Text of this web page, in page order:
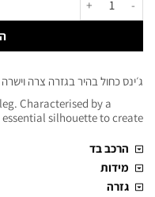
ג׳ינס כחול בהיר בגזרה צרה
Characterised by a
silhouette to create
הרכב בד
מידות
גזרה